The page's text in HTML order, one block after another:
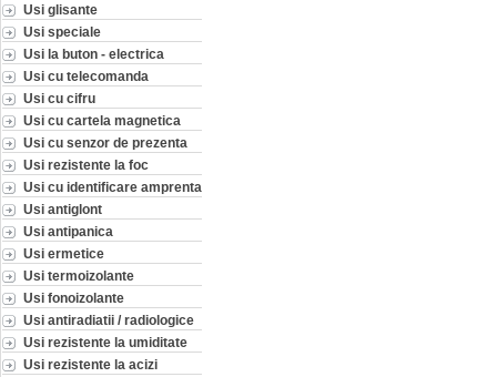
Usi glisante
Usi speciale
Usi la buton - electrica
Usi cu telecomanda
Usi cu cifru
Usi cu cartela magnetica
Usi cu senzor de prezenta
Usi rezistente la foc
Usi cu identificare amprenta
Usi antiglont
Usi antipanica
Usi ermetice
Usi termoizolante
Usi fonoizolante
Usi antiradiatii / radiologice
Usi rezistente la umiditate
Usi rezistente la acizi